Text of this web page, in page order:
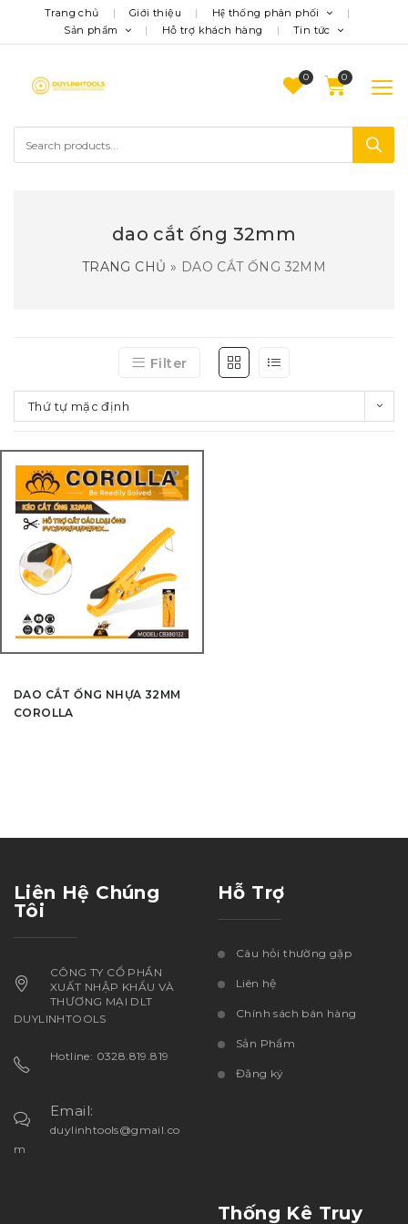
Trang chủ Giới thiệu
Hệ thống phân phối
Sản phẩm
Hỗ trợ khách hàng Tin tức
0
dao cắt ống 32mm
TRANG CHỦ » DAO CẮT ỐNG 32MM
Filter
Thứ tự mặc định
DAO CẮT ỐNG NHỰA 32MM
COROLLA
Liên Hệ Chúng
Tôi
CÔNG TY CỔ PHẦN
XUẤT NHẬP KHẨU VÀ
THƯƠNG MẠI DLT
DUYLINHTOOLS
Hotline: 0328.819.819
Email:
duylinhtools@gmail.co
m
Hỗ Trợ
Câu hỏi thường gặp
Liên hệ
Chính sách bán hàng
Sản Phẩm
Đăng ký
Thống Kê Truy